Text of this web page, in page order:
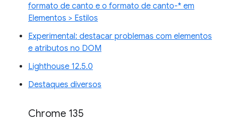
formato de canto e o formato de canto-* em
Elementos > Estilos
Experimental: destacar problemas com elementos
e atributos no DOM
Lighthouse 12.5.0
Destaques diversos
Chrome 135